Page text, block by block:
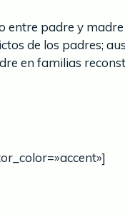
entre padre y
de los padres;
en familias